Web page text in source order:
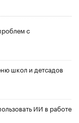
с
школ и детсадов
ИИ в работе